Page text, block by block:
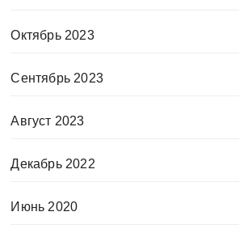
Октябрь 2023
Сентябрь 2023
Август 2023
Декабрь 2022
Июнь 2020